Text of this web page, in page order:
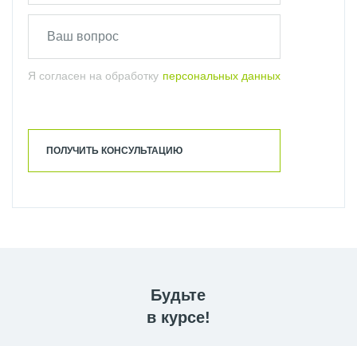
Я согласен на обработку персональных данных
ПОЛУЧИТЬ КОНСУЛЬТАЦИЮ
Будьте
в курсе!